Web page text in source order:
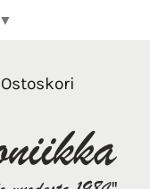
▼
Ostoskori